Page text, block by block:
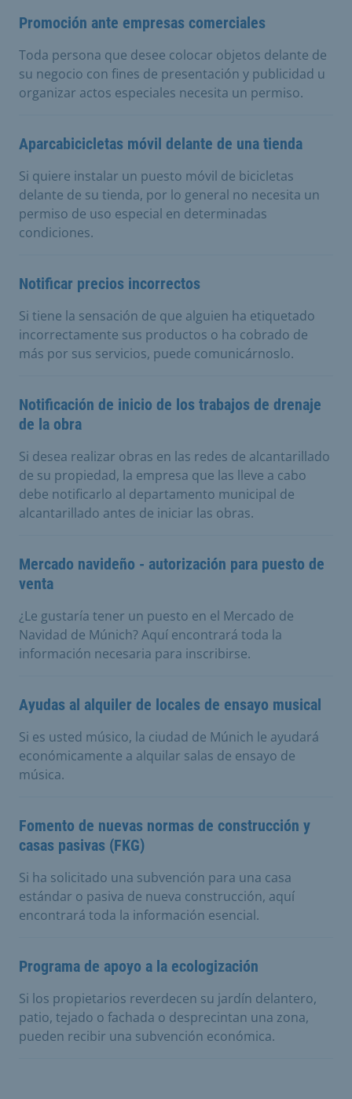
Promoción ante empresas comerciales
Toda persona que desee colocar objetos delante de
su negocio con fines de presentación y publicidad u
organizar actos especiales necesita un permiso.
Aparcabicicletas móvil delante de una tienda
Si quiere instalar un puesto móvil de bicicletas
delante de su tienda, por lo general no necesita un
permiso de uso especial en determinadas
condiciones.
Notificar precios incorrectos
Si tiene la sensación de que alguien ha etiquetado
incorrectamente sus productos o ha cobrado de
más por sus servicios, puede comunicárnoslo.
Notificación de inicio de los trabajos de drenaje
de la obra
Si desea realizar obras en las redes de alcantarillado
de su propiedad, la empresa que las lleve a cabo
debe notificarlo al departamento municipal de
alcantarillado antes de iniciar las obras.
Mercado navideño - autorización para puesto de
venta
¿Le gustaría tener un puesto en el Mercado de
Navidad de Múnich? Aquí encontrará toda la
información necesaria para inscribirse.
Ayudas al alquiler de locales de ensayo musical
Si es usted músico, la ciudad de Múnich le ayudará
económicamente a alquilar salas de ensayo de
música.
Fomento de nuevas normas de construcción y
casas pasivas (FKG)
Si ha solicitado una subvención para una casa
estándar o pasiva de nueva construcción, aquí
encontrará toda la información esencial.
Programa de apoyo a la ecologización
Si los propietarios reverdecen su jardín delantero,
patio, tejado o fachada o desprecintan una zona,
pueden recibir una subvención económica.